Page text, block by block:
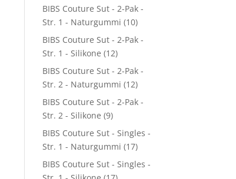
BIBS Couture Sut - 2-Pak -
Str. 1 - Naturgummi (10)
BIBS Couture Sut - 2-Pak -
Str. 1 - Silikone (12)
BIBS Couture Sut - 2-Pak -
Str. 2 - Naturgummi (12)
BIBS Couture Sut - 2-Pak -
Str. 2 - Silikone (9)
BIBS Couture Sut - Singles -
Str. 1 - Naturgummi (17)
BIBS Couture Sut - Singles -